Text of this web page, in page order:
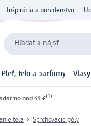
Inšpirácia a poradenstvo
Hľadať a nájsť
Pleť, telo a parfumy Vlasy
nad 49 €(1)
tela Sprchovacie gély